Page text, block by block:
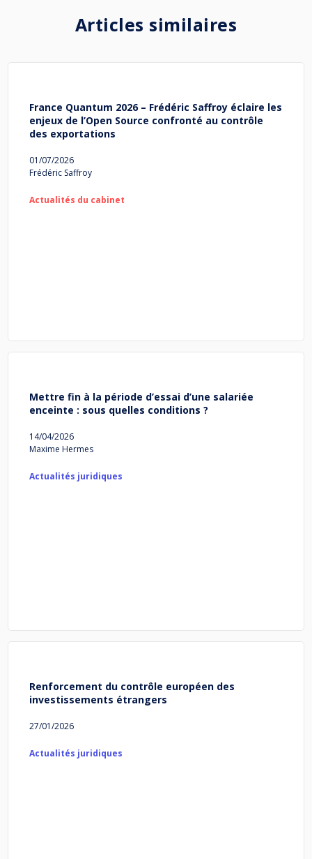
Articles similaires
France Quantum 2026 – Frédéric Saffroy éclaire les
enjeux de l’Open Source confronté au contrôle
des exportations
01/07/2026
Frédéric Saffroy
Actualités du cabinet
Mettre fin à la période d’essai d’une salariée
enceinte : sous quelles conditions ?
14/04/2026
Maxime Hermes
Actualités juridiques
Renforcement du contrôle européen des
investissements étrangers
27/01/2026
Actualités juridiques